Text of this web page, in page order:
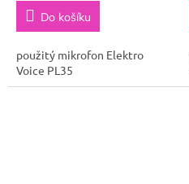
Do košíku
použitý mikrofon Elektro
Voice PL35